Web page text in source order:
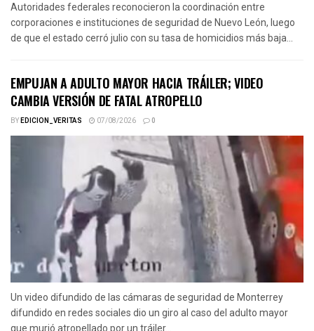
Autoridades federales reconocieron la coordinación entre
corporaciones e instituciones de seguridad de Nuevo León, luego
de que el estado cerró julio con su tasa de homicidios más baja...
EMPUJAN A ADULTO MAYOR HACIA TRÁILER; VIDEO
CAMBIA VERSIÓN DE FATAL ATROPELLO
BYEDICION_VERITAS 07/08/2026 0
Un video difundido de las cámaras de seguridad de Monterrey
difundido en redes sociales dio un giro al caso del adulto mayor
que murió atropellado por un tráiler...